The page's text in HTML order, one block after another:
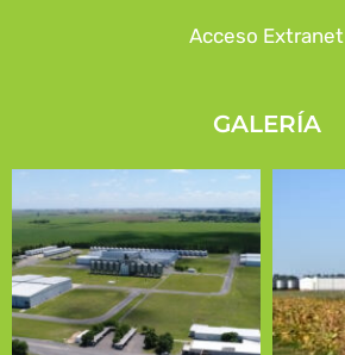
Acceso Extranet
GALERÍA